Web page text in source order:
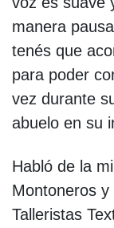
manera
tenés que
para poder
vez durante
abuelo en su
Habló de la
Montoneros
Talleristas